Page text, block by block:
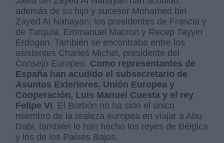
además de su hijo y sucesor Mohamed bin
Zayed Al Nahayan; los presidentes de Francia y
de Turquía, Emmanuel Macron y Recep Tayyin
Erdogan. También se encontraba entre los
asistentes Charles Michel, presidente del
Consejo Europeo. Como representantes de
España han acudido el subsecretario de
Asuntos Exteriores, Unión Europea y
Cooperación, Luis Manuel Cuesta y el rey
Felipe VI. El Borbón no ha sido el único
miembro de la realeza europea en viajar a Abu
Dabi, también lo han hecho los reyes de Bélgica
y los de los Países Bajos.